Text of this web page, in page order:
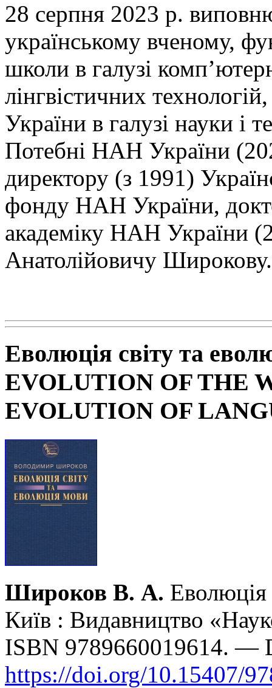
28 серпня 2023 р.
українському вченому,
школи в галузі
лінгвістичних
України в галузі науки і
Потебні НАН України
директору (з 1991)
фонду НАН України,
академіку НАН України
Анатолійовичу Широкову.
Еволюція світу та
EVOLUTION OF THE
EVOLUTION OF
Широков В. А.
Київ : Видавництво
ISBN 9789660019614. —
https://doi.org/10.15407/